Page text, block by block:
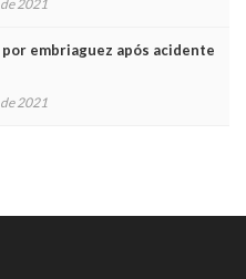
2021
embriaguez após acidente
2021